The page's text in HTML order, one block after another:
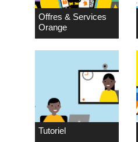
Offres & Services
Orange
Tutoriel